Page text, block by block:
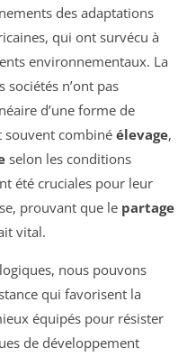
des adaptations
qui ont survécu à
environnementaux. La
sociétés n’ont pas
d’une forme de
souvent combiné élevage,
selon les conditions
été cruciales pour leur
prouvant que le partage
vital.
nous pouvons
qui favorisent la
équipés pour résister
de développement